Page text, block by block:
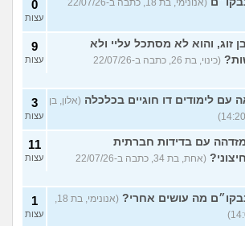
(אנונימי, בת 18, כתבה ב-22/07/26
0
עצות
זוג, והוא לא מסתכל עליי ולא
(כינוי, בת 26, כתבה ב-22/07/26
9
עצות
עם לימודים דו חוגיים בכלכלה (אלון, בן
3
עצות
עם בדידות חברתית
(אחת, בת 34, כתבה ב-22/07/26
11
עצות
מה עושים אחרי?
(אנונימי, בת 18,
1
עצות